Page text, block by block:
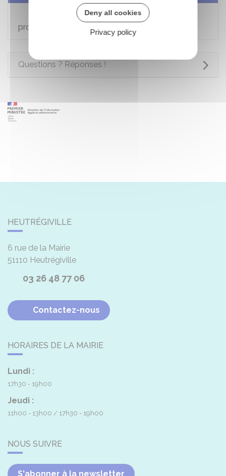
Répondre au courrier de la banque d'un
proche dont vous vous êtes porté caution
Questions ? Réponses !
HEUTRÉGIVILLE
6 rue de la Mairie
51110 Heutrégiville
03 26 48 77 06
Contactez-nous
HORAIRES DE LA MAIRIE
Lundi :
17h30 - 19h00
Jeudi :
11h00 - 13h00 17h30 - 19h00
NOUS SUIVRE
S'abonner à la newsletter
Deny all cookies
Privacy policy